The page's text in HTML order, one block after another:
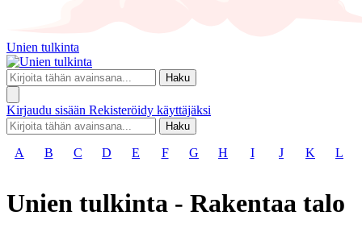
Unien tulkinta
Haku
Kirjaudu sisään Rekisteröidy käyttäjäksi
Haku
A B C D E F G H I J K L
Unien tulkinta - Rakentaa talo